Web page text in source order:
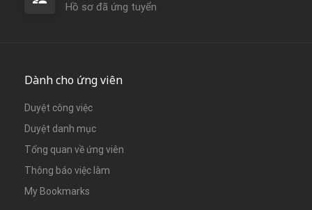
Hồ sơ đã ứng tuyển
Dành cho ứng viên
Duyệt công việc
Duyệt danh mục
Tổng quan về ứng viên
Thông báo việc làm
My Bookmarks